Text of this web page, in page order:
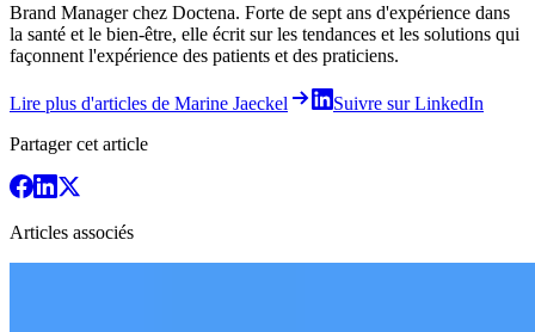
Brand Manager chez Doctena. Forte de sept ans d'expérience dans
la santé et le bien-être, elle écrit sur les tendances et les solutions qui
façonnent l'expérience des patients et des praticiens.
Lire plus d'articles de Marine Jaeckel
Suivre sur LinkedIn
Partager cet article
Articles associés